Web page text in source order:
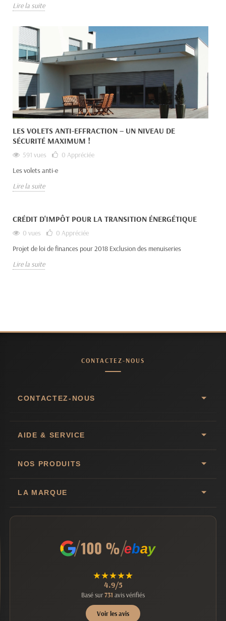
Lire la suite
LES VOLETS ANTI-EFFRACTION – UN NIVEAU DE
SÉCURITÉ MAXIMUM !
591 vues 0 Appréciée
Les volets anti-e
Lire la suite
CRÉDIT D'IMPÔT POUR LA TRANSITION ÉNERGÉTIQUE
0 vues 0 Appréciée
Projet de loi de finances pour 2018 Exclusion des menuiseries
Lire la suite
CONTACTEZ-NOUS
CONTACTEZ-NOUS
AIDE & SERVICE
NOS PRODUITS
LA MARQUE
ebay
★★★★★
4.9/5
Basé sur731 avis vérifiés
Voir les avis